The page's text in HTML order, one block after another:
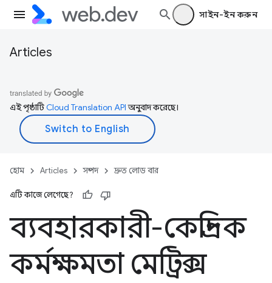
সাইন-ইন করুন
Articles
এই পৃষ্ঠাটিCloud Translation APIঅনুবাদ করেছে।
হোম Articles সম্পদ দ্রুত লোড বার
এটি কাজে লেগেছে?
ব্যবহারকারী-কেন্দ্রিক
কর্মক্ষমতা মেট্রিক্স